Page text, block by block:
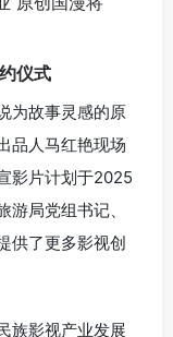
仪式
为故事灵感的原
品人马红艳现场
影片计划于2025
局党组书记、
供了更多影视创
族影视产业发展